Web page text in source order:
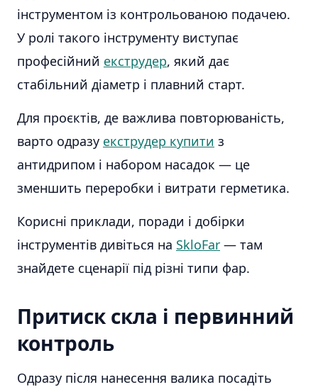
інструментом із контрольованою подачею.
У ролі такого інструменту виступає
професійний екструдер, який дає
стабільний діаметр і плавний старт.
Для проєктів, де важлива повторюваність,
варто одразу екструдер купити з
антидрипом і набором насадок — це
зменшить переробки і витрати герметика.
Корисні приклади, поради і добірки
інструментів дивіться на SkloFar — там
знайдете сценарії під різні типи фар.
Притиск скла і первинний
контроль
Одразу після нанесення валика посадіть